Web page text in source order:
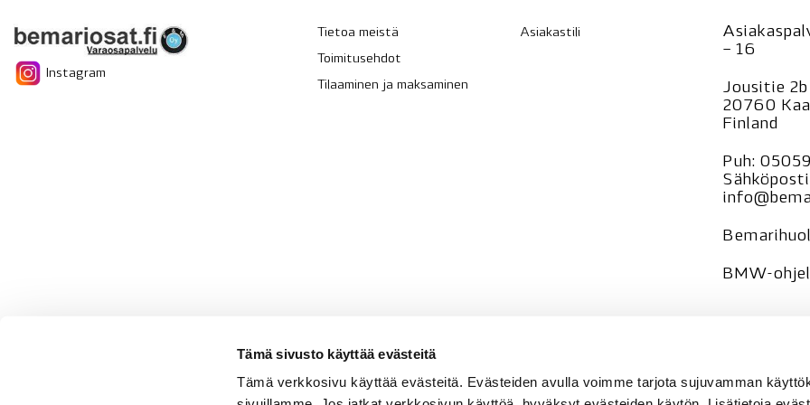
Tämä sivusto käyttää evästeitä
Tämä verkkosivu käyttää evästeitä. Evästeiden avulla voimme tarjota sujuvamman
Instagram
Tietoa meistä
Toimitusehdot
Tilaaminen ja maksaminen
Asiakastili
– 16
Jousitie 2b
20760
Finland
Puh:
BMW-
Rekisteri